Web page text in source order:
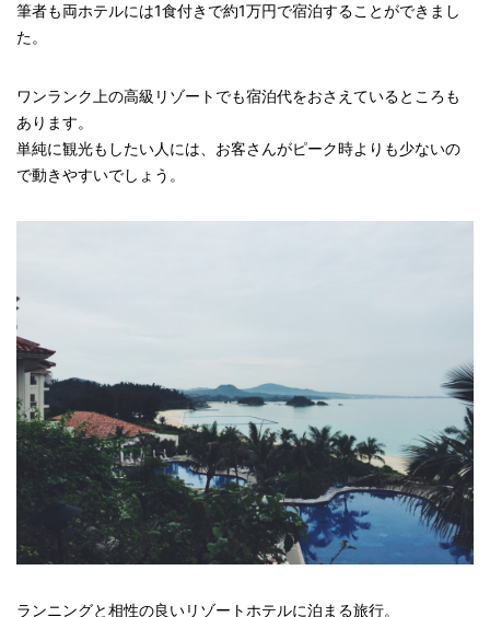
筆者も両ホテルには1食付きで約1万円で宿泊することができまし
た。
ワンランク上の高級リゾートでも宿泊代をおさえているところも
あります。
単純に観光もしたい人には、お客さんがピーク時よりも少ないの
で動きやすいでしょう。
ランニングと相性の良いリゾートホテルに泊まる旅行。